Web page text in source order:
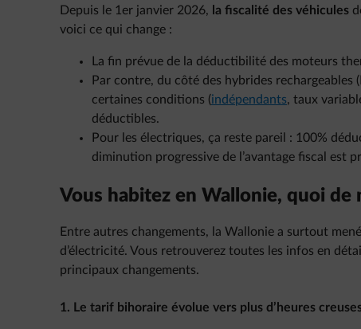
Depuis le 1er janvier 2026, la fiscalité des véhicules
voici ce qui change :
La fin prévue de la déductibilité des moteurs
Par contre, du côté des hybrides rechargeables
certaines conditions (indépendants, taux
déductibles.
Pour les électriques, ça reste pareil : 100%
diminution progressive de l’avantage fiscal est
Vous habitez en Wallonie, quoi de
Entre autres changements, la Wallonie a surtout
d’électricité. Vous retrouverez toutes les infos en
principaux changements.
1. Le tarif bihoraire évolue vers plus d’heures